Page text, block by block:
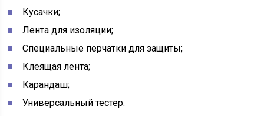
Кусачки;
Лента для изоляции;
Специальные перчатки для защиты;
Клеящая лента;
Карандаш;
Универсальный тестер.